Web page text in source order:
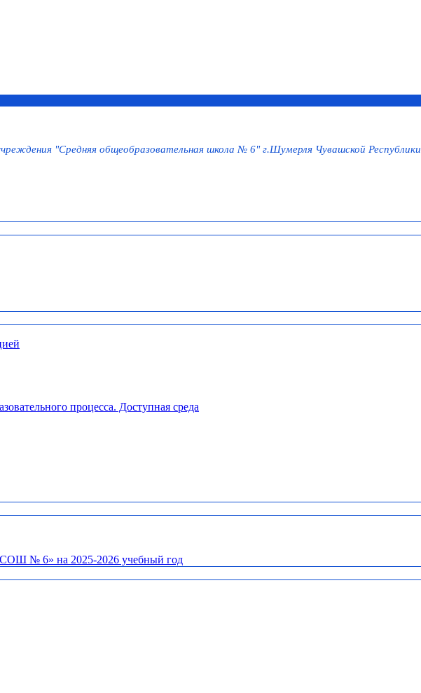
"Средняя общеобразовательная школа № 6" г.Шумерля Чувашской Республики
процесса. Доступная среда
№ 6» на 2025-2026 учебный год